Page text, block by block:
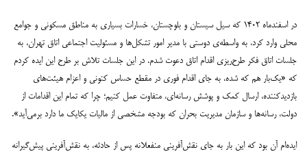
در اسفندماه ۱۴۰۲ که سیل سیستان و بلوچستان، خسارات بسیاری به مناطق مسکونی و جوامع
محلی وارد کرد، به واسطه‌ی دوستی با مدیر امور تشکل‌ها و مسئولیت اجتماعی اتاق تهران، به
جلسات اتاق فکر طرح‌ریزی اقدام اتاق دعوت شدم. در این جلسات تلاش بر طرح این ایده کردم
که «یک‌بار هم که شده، به جای اقدام فوری در مقطع حساس کنونی و اعزام هیئت‌های
بازدیدکننده، ارسال کمک و پوشش رسانه‌ای، متفاوت عمل کنیم؛ چرا که تمام این اقدامات از
دولت، رسانه‌ها و سازمان مدیریت بحران که بودجه مشخصی از مالیات یکایک ما دارد برمی‌آید».
ایده‌ام آن بود که این بار به جای نقش‌آفرینی منفعلانه پس از حادثه، به نقش‌آفرینی پیش‌گیرانه